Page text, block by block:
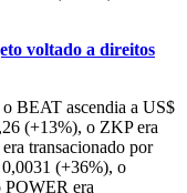
voltado a direitos
BEAT ascendia a US$
(+13%), o ZKP era
transacionado por
(+36%), o
era